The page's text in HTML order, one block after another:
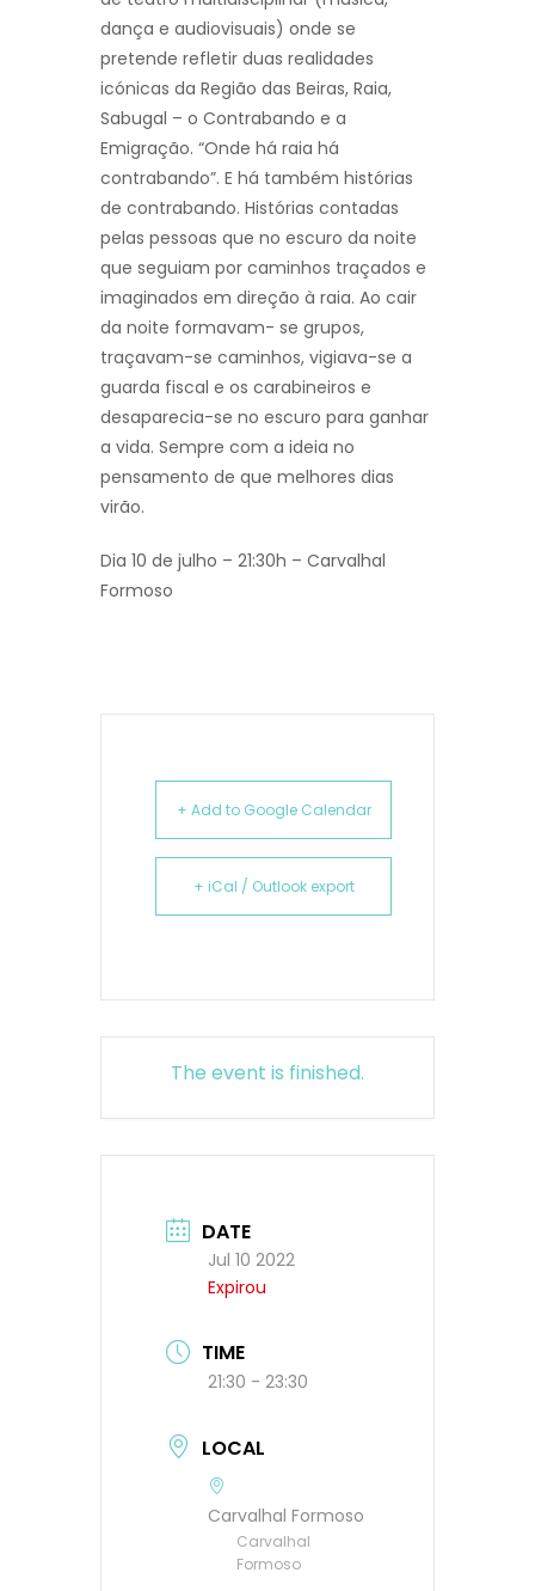
dança e audiovisuais) onde se
pretende refletir duas realidades
icónicas da Região das Beiras, Raia,
Sabugal – o Contrabando e a
Emigração. “Onde há raia há
contrabando”. E há também histórias
de contrabando. Histórias contadas
pelas pessoas que no escuro da noite
que seguiam por caminhos traçados e
imaginados em direção à raia. Ao cair
da noite formavam- se grupos,
traçavam-se caminhos, vigiava-se a
guarda fiscal e os carabineiros e
desaparecia-se no escuro para ganhar
a vida. Sempre com a ideia no
pensamento de que melhores dias
virão.
Dia 10 de julho – 21:30h – Carvalhal
Formoso
+ Add to Google Calendar
+ iCal / Outlook export
The event is finished.
DATE
Jul 10 2022
Expirou
TIME
21:30 - 23:30
LOCAL
Carvalhal Formoso
Carvalhal
Formoso